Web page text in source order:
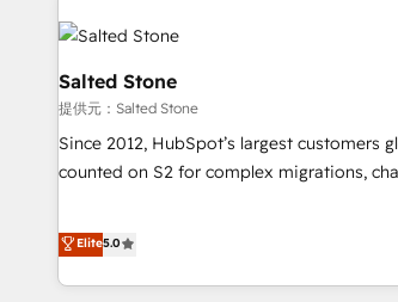
Healthcare - Financial Services - Managed
Franchises - Professional Services - And more!
help: ✔️ Full HubSpot implementations and
optimization ✔️ Data migrations, CRM
reporting foundations ✔️ Custom
automation ✔️ User adoption programs,
through the revenue maturity model -
improvements at the right time so
Salted Stone
提供元：Salted Stone
Since 2012, HubSpot’s largest customers
counted on S2 for complex migrations,
that deliver measurable impact and
experiences As one of the few full-service creative agencies
in the HubSpot ecosystem, we blend
Elite5.0